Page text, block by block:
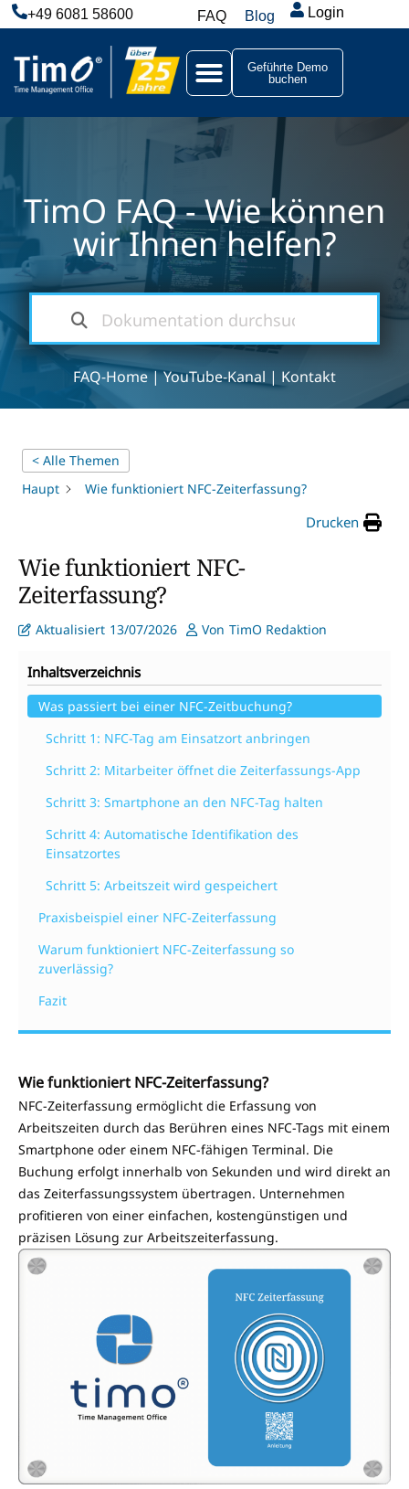
+49 6081 58600 FAQ Blog Login
Geführte Demo
buchen
TimO FAQ - Wie können
wir Ihnen helfen?
FAQ-Home|YouTube-Kanal | Kontakt
< Alle Themen
Haupt
Wie funktioniert NFC-Zeiterfassung?
Drucken
Wie funktioniert NFC-
Zeiterfassung?
Aktualisiert 13/07/2026 Von TimO Redaktion
Inhaltsverzeichnis
Was passiert bei einer NFC-Zeitbuchung?
Schritt 1: NFC-Tag am Einsatzort anbringen
Schritt 2: Mitarbeiter öffnet die Zeiterfassungs-App
Schritt 3: Smartphone an den NFC-Tag halten
Schritt 4: Automatische Identifikation des
Einsatzortes
Schritt 5: Arbeitszeit wird gespeichert
Praxisbeispiel einer NFC-Zeiterfassung
Warum funktioniert NFC-Zeiterfassung so
zuverlässig?
Fazit
Wie funktioniert NFC-Zeiterfassung?
NFC-Zeiterfassung ermöglicht die Erfassung von
Arbeitszeiten durch das Berühren eines NFC-Tags mit einem
Smartphone oder einem NFC-fähigen Terminal. Die
Buchung erfolgt innerhalb von Sekunden und wird direkt an
das Zeiterfassungssystem übertragen. Unternehmen
profitieren von einer einfachen, kostengünstigen und
präzisen Lösung zur Arbeitszeiterfassung.